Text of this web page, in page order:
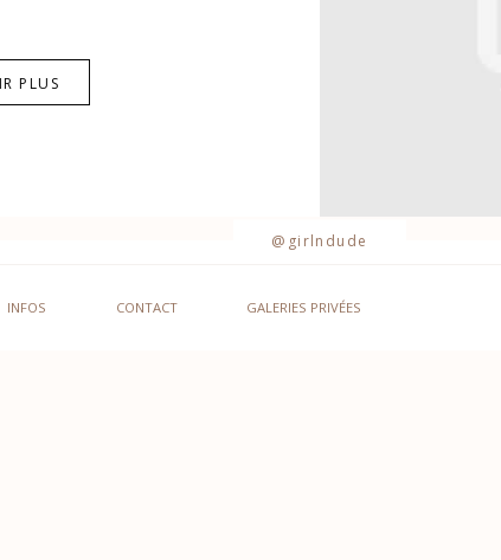
PLUS
@girlndude
INFOS CONTACT GALERIES PRIVÉES